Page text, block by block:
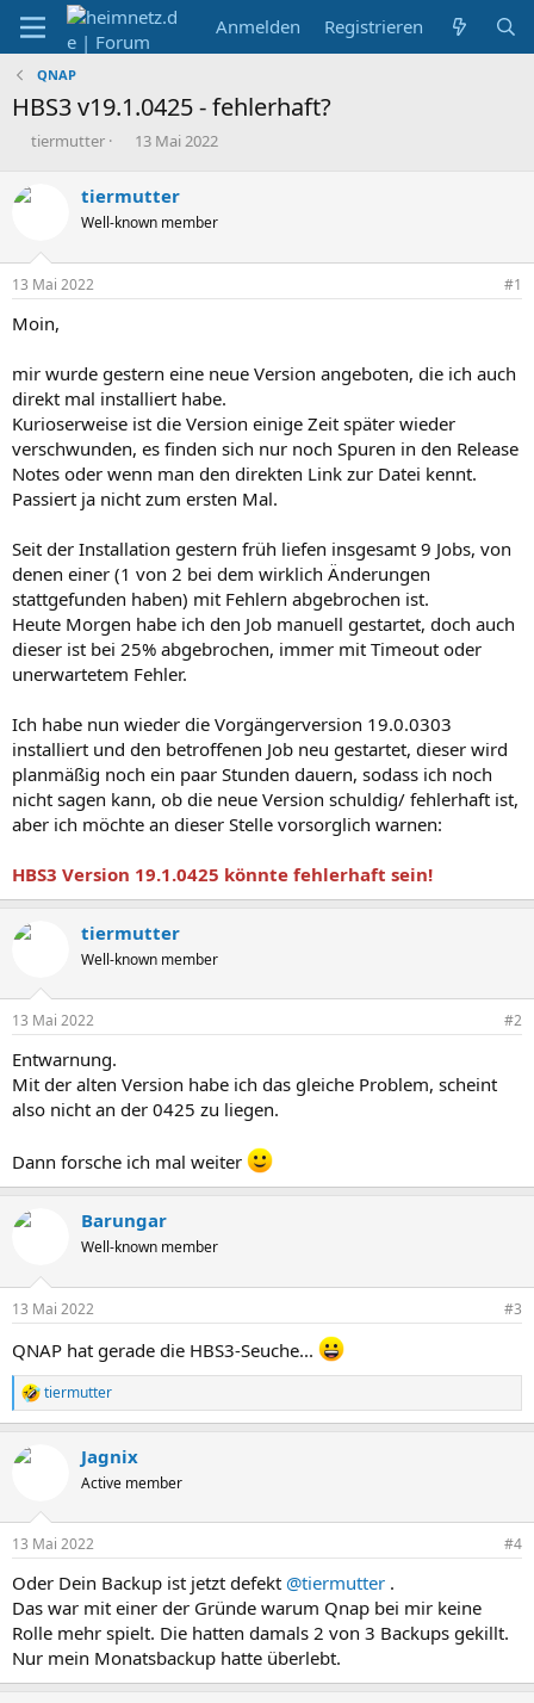
Anmelden Registrieren
QNAP
HBS3 v19.1.0425 - fehlerhaft?
E
t
l
e
tiermutter
E
t
e
l
13 Mai 2022
tiermutter
Well-known member
13 Mai 2022 #1
Moin,
mir wurde gestern eine neue Version angeboten, die ich auch
direkt mal installiert habe.
Kurioserweise ist die Version einige Zeit später wieder
verschwunden, es finden sich nur noch Spuren in den Release
Notes oder wenn man den direkten Link zur Datei kennt.
Passiert ja nicht zum ersten Mal.
Seit der Installation gestern früh liefen insgesamt 9 Jobs, von
denen einer (1 von 2 bei dem wirklich Änderungen
stattgefunden haben) mit Fehlern abgebrochen ist.
Heute Morgen habe ich den Job manuell gestartet, doch auch
dieser ist bei 25% abgebrochen, immer mit Timeout oder
unerwartetem Fehler.
Ich habe nun wieder die Vorgängerversion 19.0.0303
installiert und den betroffenen Job neu gestartet, dieser wird
planmäßig noch ein paar Stunden dauern, sodass ich noch
nicht sagen kann, ob die neue Version schuldig/ fehlerhaft ist,
aber ich möchte an dieser Stelle vorsorglich warnen:
HBS3 Version 19.1.0425 könnte fehlerhaft sein!
tiermutter
Well-known member
13 Mai 2022 #2
Entwarnung.
Mit der alten Version habe ich das gleiche Problem, scheint
also nicht an der 0425 zu liegen.
Dann forsche ich mal weiter
Barungar
Well-known member
13 Mai 2022 #3
QNAP hat gerade die HBS3-Seuche...
R
e
k
e
:
tiermutter
Jagnix
Active member
13 Mai 2022 #4
Oder Dein Backup ist jetzt defekt @tiermutter .
Das war mit einer der Gründe warum Qnap bei mir keine
Rolle mehr spielt. Die hatten damals 2 von 3 Backups gekillt.
Nur mein Monatsbackup hatte überlebt.